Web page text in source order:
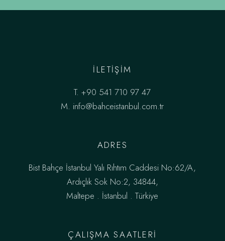
ILETIŞIM
T.+90 541 710 97 47
M. info@bahceistanbul.com.tr
ADRES
Bist Bahçe İstanbul Yalı Rıhtım Caddesi No:62/A,
Ardıçlık Sok No:2, 34844,
Maltepe . İstanbul . Türkiye
ÇALIŞMA SAATLERI